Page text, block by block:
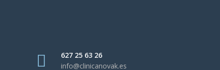
627 25 63 26
info@clinicanovak.es